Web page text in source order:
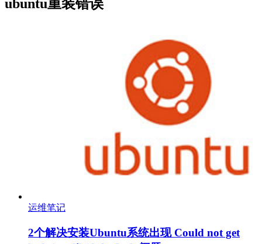
ubuntu重装错误
运维笔记
2个解决安装Ubuntu系统出现 Could not get